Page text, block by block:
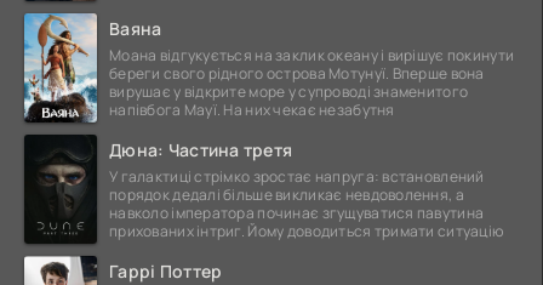
Ваяна
Моана відгукується на заклик океану і вирішує покинути
береги свого рідного острова Мотунуї. Вперше вона
вирушає у відкрите море у супроводі знаменитого
напівбога Мауї. На них чекає незабутня
Дюна: Частина третя
У галактиці стрімко зростає напруга: встановлений
порядок дедалі більше викликає невдоволення, а
навколо імператора починає згущуватися павутина
прихованих інтриг. Йому доводиться тримати ситуацію
Гаррі Поттер